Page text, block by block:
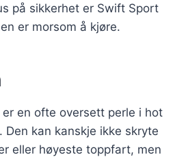
på sikkerhet er Swift Sport
er morsom å kjøre.
en ofte oversett perle i hot
kan kanskje ikke skryte
eller høyeste toppfart, men